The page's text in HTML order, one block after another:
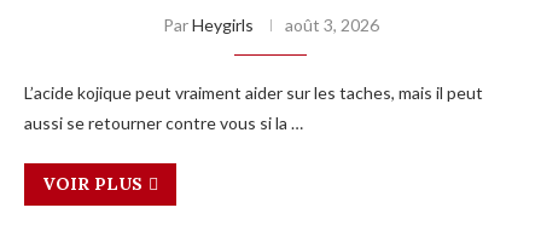
ParHeygirls août 3, 2026
L’acide kojique peut vraiment aider sur les taches, mais il peut
aussi se retourner contre vous si la …
VOIR PLUS